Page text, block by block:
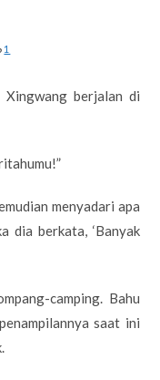
1
Xingwang berjalan di
menyadari apa
dia berkata, ‘Banyak
camping. Bahu
saat ini